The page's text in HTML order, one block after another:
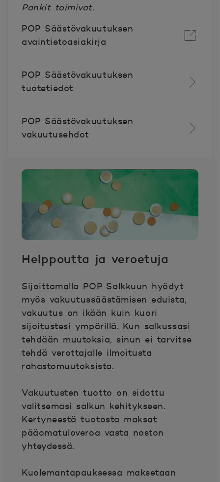
Pankit toimivat.
POP Säästövakuutuksen
avaintietoasiakirja
POP Säästövakuutuksen
tuotetiedot
POP Säästövakuutuksen
vakuutusehdot
Helppoutta ja veroetuja
Sijoittamalla POP Salkkuun hyödyt
myös vakuutussäästämisen eduista,
vakuutus on ikään kuin kuori
sijoitustesi ympärillä. Kun salkussasi
tehdään muutoksia, sinun ei tarvitse
tehdä verottajalle ilmoitusta
rahastomuutoksista.
Vakuutusten tuotto on sidottu
valitsemasi salkun kehitykseen.
Kertyneestä tuotosta maksat
pääomatuloveroa vasta noston
yhteydessä.
Kuolemantapauksessa maksetaan